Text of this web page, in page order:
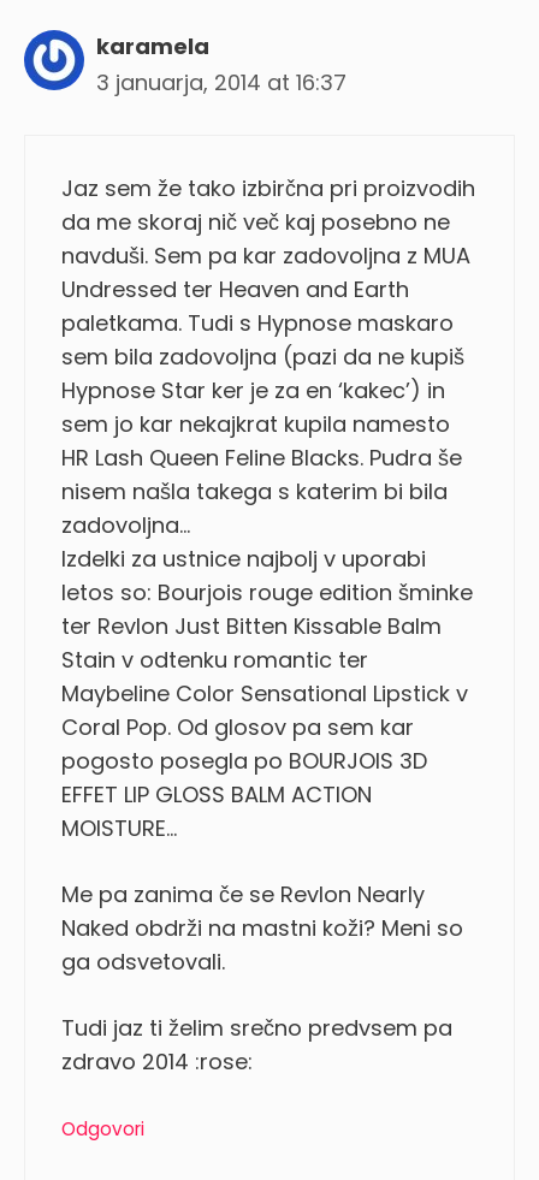
karamela
3 januarja, 2014 at 16:37
Jaz sem že tako izbirčna pri proizvodih
da me skoraj nič več kaj posebno ne
navduši. Sem pa kar zadovoljna z MUA
Undressed ter Heaven and Earth
paletkama. Tudi s Hypnose maskaro
sem bila zadovoljna (pazi da ne kupiš
Hypnose Star ker je za en ‘kakec’) in
sem jo kar nekajkrat kupila namesto
HR Lash Queen Feline Blacks. Pudra še
nisem našla takega s katerim bi bila
zadovoljna…
Izdelki za ustnice najbolj v uporabi
letos so: Bourjois rouge edition šminke
ter Revlon Just Bitten Kissable Balm
Stain v odtenku romantic ter
Maybeline Color Sensational Lipstick v
Coral Pop. Od glosov pa sem kar
pogosto posegla po BOURJOIS 3D
EFFET LIP GLOSS BALM ACTION
MOISTURE…
Me pa zanima če se Revlon Nearly
Naked obdrži na mastni koži? Meni so
ga odsvetovali.
Tudi jaz ti želim srečno predvsem pa
zdravo 2014 :rose:
Odgovori